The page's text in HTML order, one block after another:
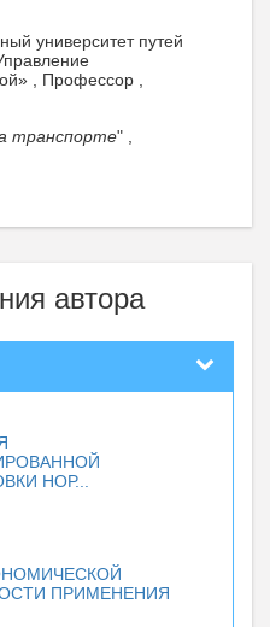
университет путей
, Профессор ,
транспорте" ,
автора
НОР...
ПРИМЕНЕНИЯ